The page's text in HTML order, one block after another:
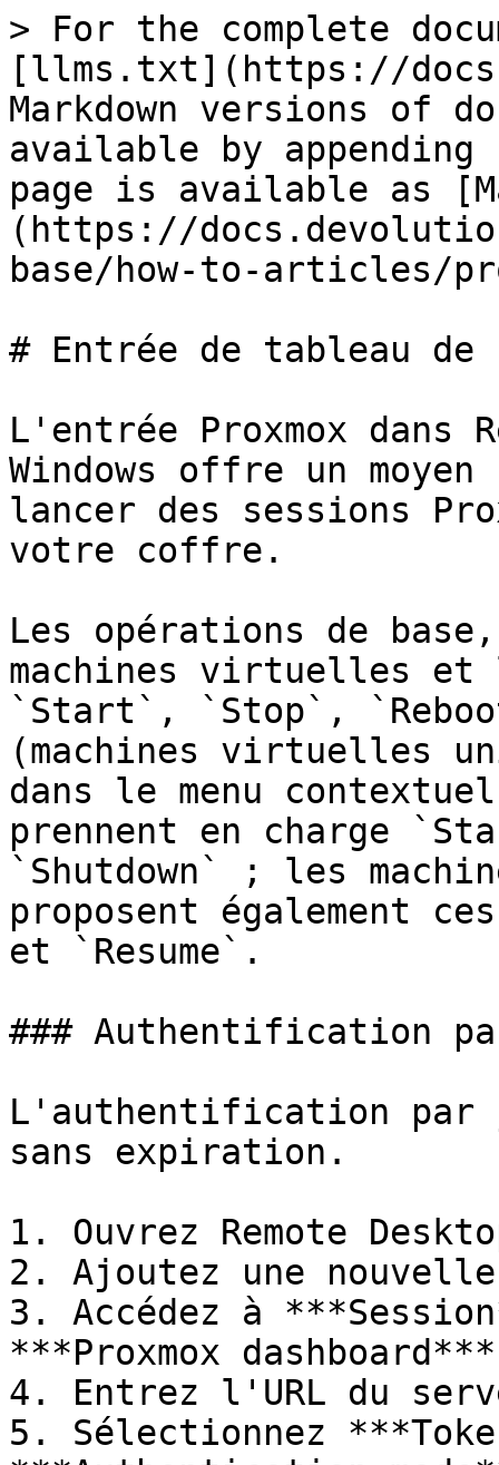
> For the complete
[llms.txt](https://
Markdown versions of
available by
page is available as
(https://
base/how-to-articles/
# Entrée de tableau de
L'entrée Proxmox dans
Windows offre un
lancer des sessions
votre coffre.
Les opérations de
machines virtuelles et
`Start`, `Stop`,
(machines virtuelles
dans le menu
prennent en charge
`Shutdown` ; les
proposent également
et `Resume`.
### Authentification
L'authentification
sans expiration.
1. Ouvrez Remote
2. Ajoutez une
3. Accédez à
***Proxmox
4. Entrez l'URL du
5. Sélectionnez